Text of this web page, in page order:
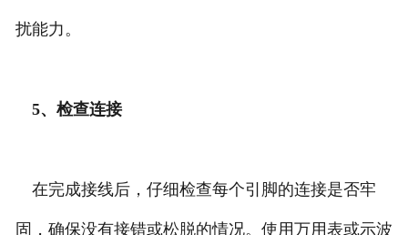
扰能力。
5、检查连接
在完成接线后，仔细检查每个引脚的连接是否牢
固，确保没有接错或松脱的情况。使用万用表或示波